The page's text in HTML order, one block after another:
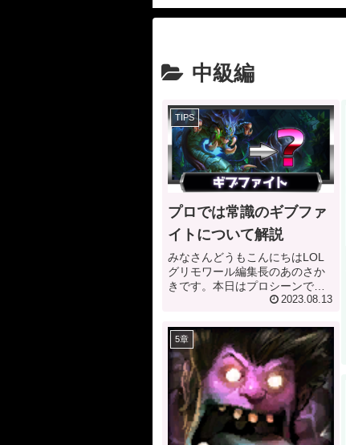
中級編
TIPS
プロでは常識のギブファ
イトについて解説
みなさんどうもこんにちはLOL
グリモワール編集長のあのさか
きです。本日はプロシーンでよ
く見られるギブファイトについ
の超大切な戦略ですので、ご是
非覚えてください。それでは本
編です ギブファイトとは ギブフ
ァイト（...
2023.08.13
5章